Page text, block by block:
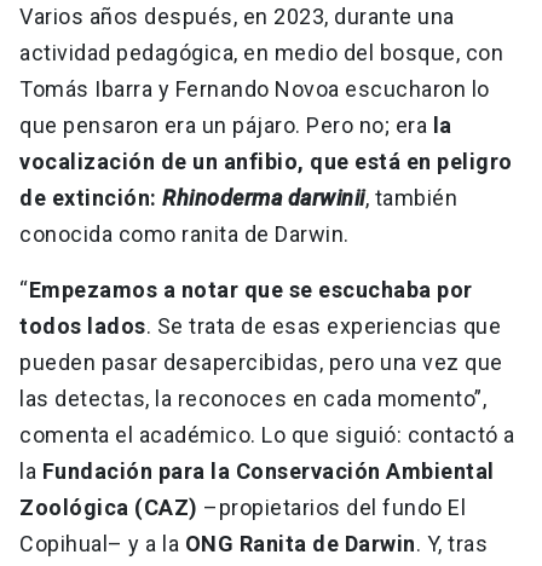
Varios años después, en 2023, durante una
actividad pedagógica, en medio del bosque, con
Tomás Ibarra y Fernando Novoa escucharon lo
que pensaron era un pájaro. Pero no; era la
vocalización de un anfibio, que está en peligro
de extinción: Rhinoderma darwinii, también
conocida como ranita de Darwin.
“Empezamos a notar que se escuchaba por
todos lados. Se trata de esas experiencias que
pueden pasar desapercibidas, pero una vez que
las detectas, la reconoces en cada momento”,
comenta el académico. Lo que siguió: contactó a
la Fundación para la Conservación Ambiental
Zoológica (CAZ) –propietarios del fundo El
Copihual– y a la ONG Ranita de Darwin. Y, tras